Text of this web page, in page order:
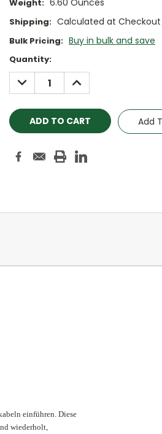
Weight: 6.60 Ounces
Shipping: Calculated at Checkout
Bulk Pricing: Buy in bulk and save
Current
Stock:
Quantity:
DECREASE
QUANTITY:
INCREASE
QUANTITY:
Add
einführen. Diese
wiederholt,